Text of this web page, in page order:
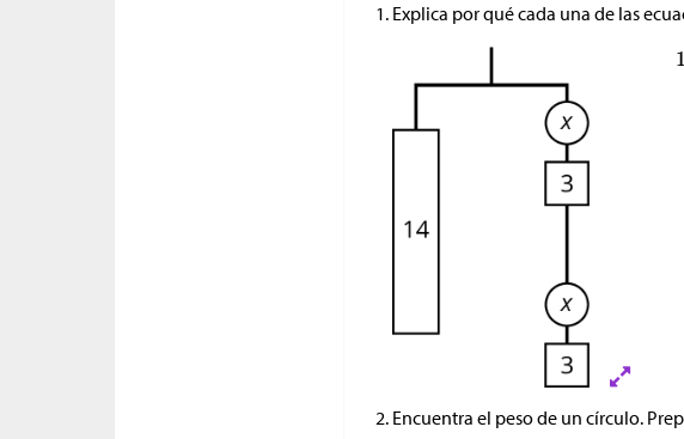
Explica por qué cada una de las
Encuentra el peso de un círculo.